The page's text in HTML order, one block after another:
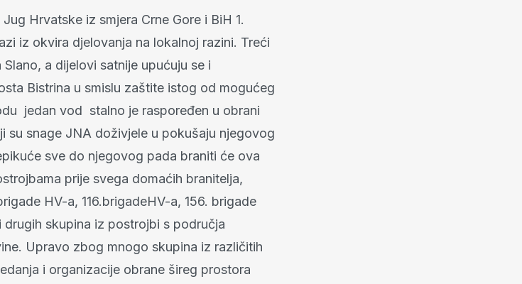
Hrvatske iz smjera Crne Gore i BiH 1.
iz okvira djelovanja na lokalnoj razini. Treći
a dijelovi satnije upućuju se i
Bistrina u smislu zaštite istog od mogućeg
jedan vod stalno je raspoređen u obrani
su snage JNA doživjele u pokušaju njegovog
sve do njegovog pada braniti će ova
prije svega domaćih branitelja,
HV-a, 116.brigadeHV-a, 156. brigade
skupina iz postrojbi s područja
Upravo zbog mnogo skupina iz različitih
i organizacije obrane šireg prostora